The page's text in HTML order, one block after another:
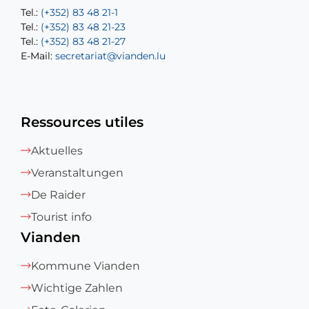
Tel.: (+352) 83 48 21-1
Tel.: (+352) 83 48 21-23
Tel.: (+352) 83 48 21-27
E-Mail: secretariat@vianden.lu
Tel.: (+352) 83 48 21-20
Tel.: (+352) 83 48 21-22
E-Mail:sofia.carvalho@vianden.lu
E-Mail: diane.storn@vianden.lu
Ressources utiles
Aktuelles
Veranstaltungen
De Raider
Tourist info
Vianden
Kommune Vianden
Wichtige Zahlen